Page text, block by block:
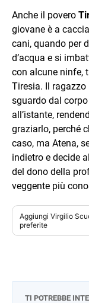
Anche il povero
giovane è a
cani, quando per
d’acqua e si
con alcune ninfe,
Tiresia. Il
sguardo dal
all’istante,
graziarlo, perché
caso, ma Atena,
indietro e decide
del dono della
veggente più
Aggiungi Virgilio
preferite
TI POTREBBE